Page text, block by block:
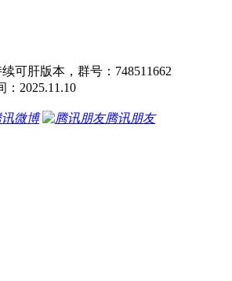
可肝版本，群号：748511662
微博
腾讯朋友